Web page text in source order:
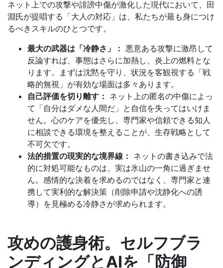
ネット上での攻撃や誹謗中傷が激化した現代において、田
淵氏が提唱する「大人の対応」は、私たちが最も身につけ
るべきスキルのひとつです。
最大の武器は「冷静さ」： 悪意ある攻撃に激昂して
反論すれば、事態はさらに加熱し、炎上の燃料とな
ります。まずは沈黙を守り、状況を客観視する「戦
略的無視」が有効な場面は多々あります。
自己評価を切り離す： ネット上の匿名の中傷によっ
て「自分はダメな人間だ」と自信を失ってはいけま
せん。心のケアを優先し、専門家や信頼できる知人
に相談できる環境を整えることが、生存戦略として
不可欠です。
法的措置の現実的な境界線： ネットの書き込みで法
的に対処可能なものは、実は氷山の一角に過ぎませ
ん。感情的な決着を求めるのではなく、専門家と連
携して実利的な解決策（削除申請や沈静化への誘
導）を見極める冷静さが求められます。
攻めの護身術。セルフブラ
ンディングとAIを「防御